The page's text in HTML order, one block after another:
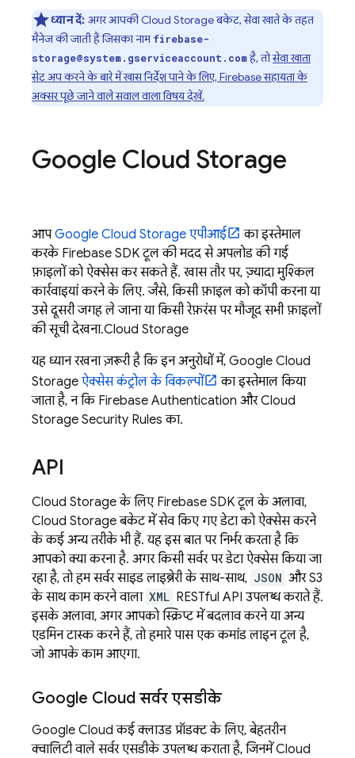
ध्यान दें: अगर आपकीCloud Storageबकेट, सेवा खाते के तहत
मैनेज की जाती हैं जिसका नामfirebase-
storage@system.gserviceaccount.comहै, तोसेवा खाता
सेट अप करने के बारे में खास निर्देश पाने के लिए, Firebase सहायता के
अक्सर पूछे जाने वाले सवाल वाला विषय देखें.
Google Cloud Storage
आपGoogle Cloud Storage एपीआई
का इस्तेमाल
करके Firebase SDK टूल की मदद से अपलोड की गई
फ़ाइलों को ऐक्सेस कर सकते हैं. खास तौर पर, ज़्यादा मुश्किल
कार्रवाइयां करने के लिए. जैसे, किसी फ़ाइल को कॉपी करना या
उसे दूसरी जगह ले जाना या किसी रेफ़रंस पर मौजूद सभी फ़ाइलों
की सूची देखना.Cloud Storage
यह ध्यान रखना ज़रूरी है कि इन अनुरोधों में, Google Cloud
Storage ऐक्सेस कंट्रोल के विकल्पों
का इस्तेमाल किया
जाता है, न कि Firebase Authentication औरCloud
Storage Security Rules का.
API
Cloud Storageके लिए Firebase SDK टूल के अलावा,
Cloud Storageबकेट में सेव किए गए डेटा को ऐक्सेस करने
के कई अन्य तरीके भी हैं. यह इस बात पर निर्भर करता है कि
आपको क्या करना है. अगर किसी सर्वर पर डेटा ऐक्सेस किया जा
रहा है, तो हम सर्वर साइड लाइब्रेरी के साथ-साथ, JSON और S3
के साथ काम करने वाला XML RESTful API उपलब्ध कराते हैं.
इसके अलावा, अगर आपको स्क्रिप्ट में बदलाव करने या अन्य
एडमिन टास्क करने हैं, तो हमारे पास एक कमांड लाइन टूल है,
जो आपके काम आएगा.
Google Cloud सर्वर एसडीके
Google Cloud कई क्लाउड प्रॉडक्ट के लिए, बेहतरीन
क्वालिटी वाले सर्वर एसडीके उपलब्ध कराता है, जिनमेंCloud